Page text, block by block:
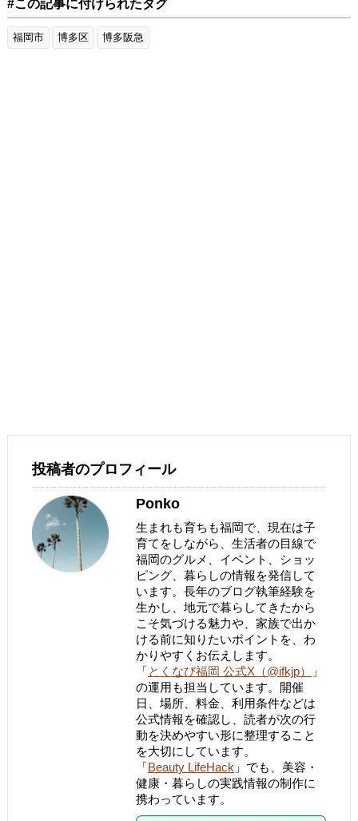
#この記事に付けられたタグ
福岡市 博多区 博多阪急
投稿者のプロフィール
Ponko
生まれも育ちも福岡で、現在は子
育てをしながら、生活者の目線で
福岡のグルメ、イベント、ショッ
ピング、暮らしの情報を発信して
います。長年のブログ執筆経験を
生かし、地元で暮らしてきたから
こそ気づける魅力や、家族で出か
ける前に知りたいポイントを、わ
かりやすくお伝えします。
「とくなび福岡 公式X（@ifkjp）
」
の運用も担当しています。開催
日、場所、料金、利用条件などは
公式情報を確認し、読者が次の行
動を決めやすい形に整理すること
を大切にしています。
「Beauty LifeHack 」でも、美容・
健康・暮らしの実践情報の制作に
携わっています。